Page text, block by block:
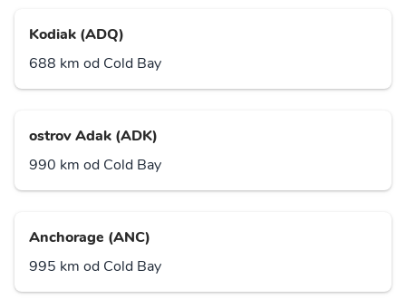
Kodiak (ADQ)
688 km od Cold Bay
ostrov Adak (ADK)
990 km od Cold Bay
Anchorage (ANC)
995 km od Cold Bay